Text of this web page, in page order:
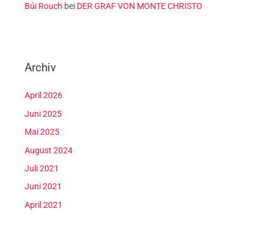
Búi Rouch bei DER GRAF VON MONTE CHRISTO
Archiv
April 2026
Juni 2025
Mai 2025
August 2024
Juli 2021
Juni 2021
April 2021